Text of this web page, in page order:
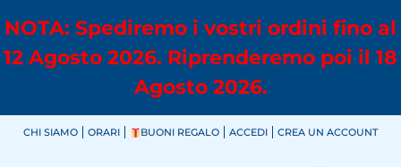
NOTA: Spediremo i vostri ordini fino al
12 Agosto 2026. Riprenderemo poi il 18
Agosto 2026.
CHI SIAMO ORARI BUONI REGALO ACCEDI CREA UN ACCOUNT